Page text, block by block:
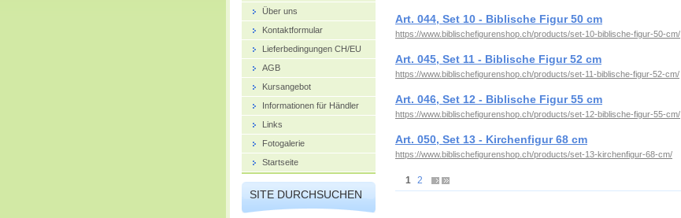
Art. 044, Set 10 - Biblische Figur 50 cm
https://www.biblischefigurenshop.ch/products/set-10-biblische-figur-50-cm/
Art. 045, Set 11 - Biblische Figur 52 cm
https://www.biblischefigurenshop.ch/products/set-11-biblische-figur-52-cm/
Art. 046, Set 12 - Biblische Figur 55 cm
https://www.biblischefigurenshop.ch/products/set-12-biblische-figur-55-cm/
Art. 050, Set 13 - Kirchenfigur 68 cm
https://www.biblischefigurenshop.ch/products/set-13-kirchenfigur-68-cm/
1 2
Über uns
Kontaktformular
Lieferbedingungen CH/EU
AGB
Kursangebot
Informationen für Händler
Links
Fotogalerie
Startseite
SITE DURCHSUCHEN